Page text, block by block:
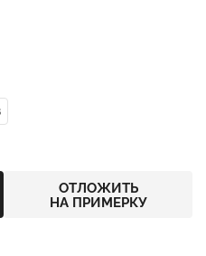
ОТЛОЖИТЬ
НА ПРИМЕРКУ